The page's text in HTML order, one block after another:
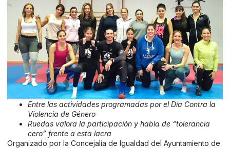
Entre las actividades programadas por el Día Contra la
Violencia de Género
Ruedas valora la participación y habla de “tolerancia
cero” frente a esta lacra
Organizado por la Concejalía de Igualdad del Ayuntamiento de